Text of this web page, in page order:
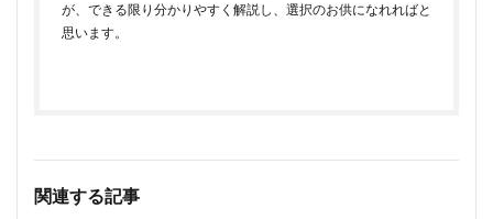
が、できる限り分かりやすく解説し、選択のお供になれればと
思います。
関連する記事